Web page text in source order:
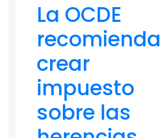
La OCDE
recomienda
crear
impuesto
sobre las